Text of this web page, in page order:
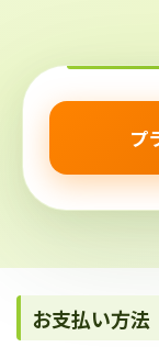
プ
お支払い方法